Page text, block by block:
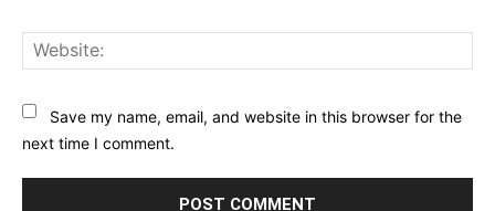
Save my name, email, and website in this browser for the
next time I comment.